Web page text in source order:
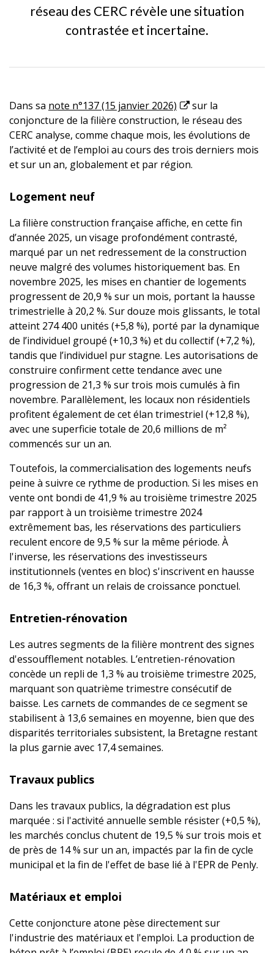
réseau des CERC révèle une situation
contrastée et incertaine.
Dans sa note n°137 (15 janvier 2026)
sur la
conjoncture de la filière construction, le réseau des
CERC analyse, comme chaque mois, les évolutions de
l’activité et de l’emploi au cours des trois derniers mois
et sur un an, globalement et par région.
Logement neuf
La filière construction française affiche, en cette fin
d’année 2025, un visage profondément contrasté,
marqué par un net redressement de la construction
neuve malgré des volumes historiquement bas. En
novembre 2025, les mises en chantier de logements
progressent de 20,9 % sur un mois, portant la hausse
trimestrielle à 20,2 %. Sur douze mois glissants, le total
atteint 274 400 unités (+5,8 %), porté par la dynamique
de l’individuel groupé (+10,3 %) et du collectif (+7,2 %),
tandis que l’individuel pur stagne. Les autorisations de
construire confirment cette tendance avec une
progression de 21,3 % sur trois mois cumulés à fin
novembre. Parallèlement, les locaux non résidentiels
profitent également de cet élan trimestriel (+12,8 %),
avec une superficie totale de 20,6 millions de m²
commencés sur un an.
Toutefois, la commercialisation des logements neufs
peine à suivre ce rythme de production. Si les mises en
vente ont bondi de 41,9 % au troisième trimestre 2025
par rapport à un troisième trimestre 2024
extrêmement bas, les réservations des particuliers
reculent encore de 9,5 % sur la même période. À
l'inverse, les réservations des investisseurs
institutionnels (ventes en bloc) s'inscrivent en hausse
de 16,3 %, offrant un relais de croissance ponctuel.
Entretien-rénovation
Les autres segments de la filière montrent des signes
d'essoufflement notables. L’entretien-rénovation
concède un repli de 1,3 % au troisième trimestre 2025,
marquant son quatrième trimestre consécutif de
baisse. Les carnets de commandes de ce segment se
stabilisent à 13,6 semaines en moyenne, bien que des
disparités territoriales subsistent, la Bretagne restant
la plus garnie avec 17,4 semaines.
Travaux publics
Dans les travaux publics, la dégradation est plus
marquée : si l'activité annuelle semble résister (+0,5 %),
les marchés conclus chutent de 19,5 % sur trois mois et
de près de 14 % sur un an, impactés par la fin de cycle
municipal et la fin de l'effet de base lié à l'EPR de Penly.
Matériaux et emploi
Cette conjoncture atone pèse directement sur
l'industrie des matériaux et l'emploi. La production de